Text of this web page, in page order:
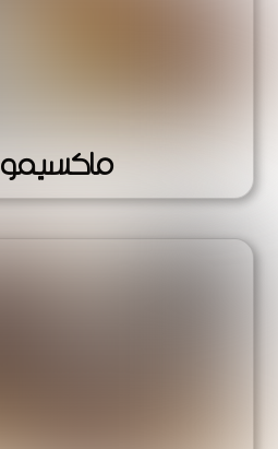
ماكسيمو